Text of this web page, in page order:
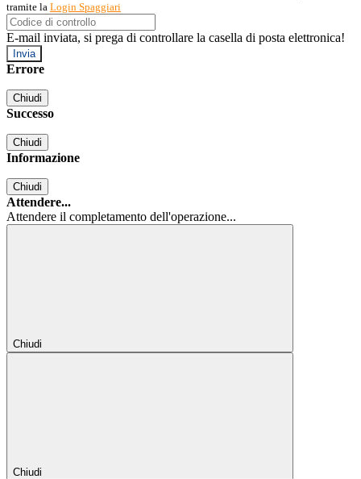
tramite la Login Spaggiari
E-mail inviata, si prega di controllare la casella di posta elettronica!
Errore
Chiudi
Successo
Chiudi
Informazione
Chiudi
Attendere...
Attendere il completamento dell'operazione...
Chiudi
Chiudi